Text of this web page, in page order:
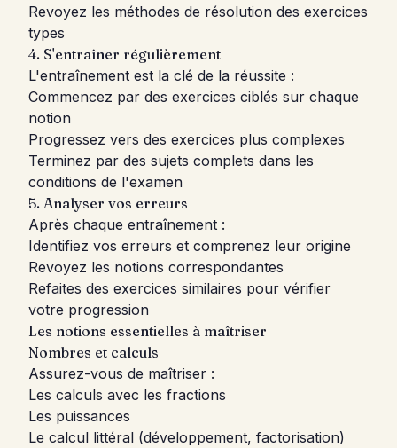
Revoyez les méthodes de résolution des exercices
types
4. S'entraîner régulièrement
L'entraînement est la clé de la réussite :
Commencez par des exercices ciblés sur chaque
notion
Progressez vers des exercices plus complexes
Terminez par des sujets complets dans les
conditions de l'examen
5. Analyser vos erreurs
Après chaque entraînement :
Identifiez vos erreurs et comprenez leur origine
Revoyez les notions correspondantes
Refaites des exercices similaires pour vérifier
votre progression
Les notions essentielles à maîtriser
Nombres et calculs
Assurez-vous de maîtriser :
Les calculs avec les fractions
Les puissances
Le calcul littéral (développement, factorisation)